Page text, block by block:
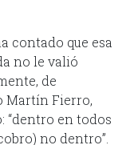
contado que esa
no le valió
de
Martín Fierro,
“dentro en todos
no dentro”.